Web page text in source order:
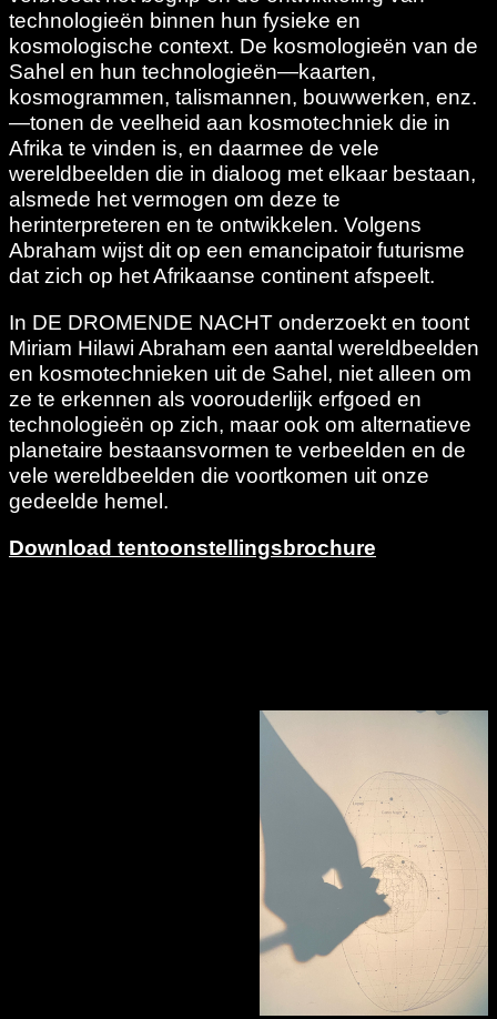
technologieën binnen hun fysieke en
kosmologische context. De kosmologieën van de
Sahel en hun technologieën—kaarten,
kosmogrammen, talismannen, bouwwerken, enz.
—tonen de veelheid aan kosmotechniek die in
Afrika te vinden is, en daarmee de vele
wereldbeelden die in dialoog met elkaar bestaan,
alsmede het vermogen om deze te
herinterpreteren en te ontwikkelen. Volgens
Abraham wijst dit op een emancipatoir futurisme
dat zich op het Afrikaanse continent afspeelt.
In DE DROMENDE NACHT onderzoekt en toont
Miriam Hilawi Abraham een aantal wereldbeelden
en kosmotechnieken uit de Sahel, niet alleen om
ze te erkennen als voorouderlijk erfgoed en
technologieën op zich, maar ook om alternatieve
planetaire bestaansvormen te verbeelden en de
vele wereldbeelden die voortkomen uit onze
gedeelde hemel.
Download tentoonstellingsbrochure